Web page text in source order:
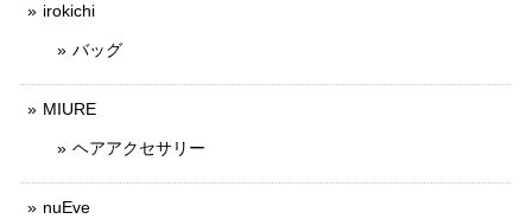
irokichi
バッグ
MIURE
ヘアアクセサリー
nuEve